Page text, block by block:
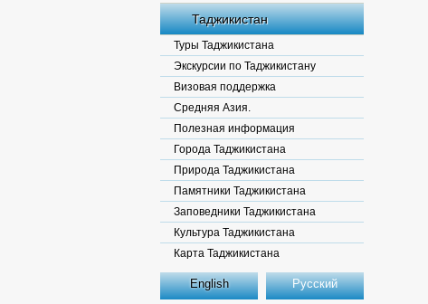
Таджикистан
Туры Таджикистана
Экскурсии по Таджикистану
Визовая поддержка
Средняя Азия.
Полезная информация
Города Таджикистана
Природа Таджикистана
Памятники Таджикистана
Заповедники Таджикистана
Культура Таджикистана
Карта Таджикистана
English Русский